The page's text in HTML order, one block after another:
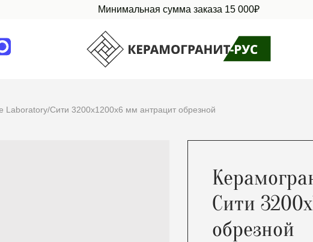
Минимальная сумма заказа 15 000₽
Laboratory/Сити 3200х1200х6 мм антрацит обрезной
Сити
обрезной